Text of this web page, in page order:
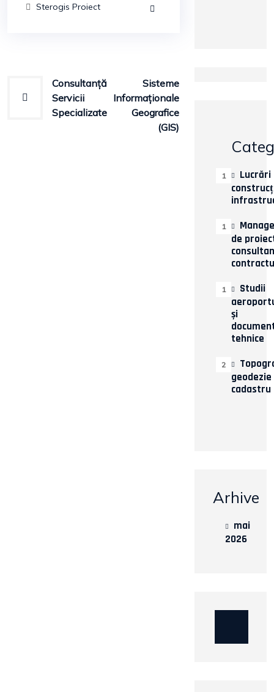
Sterogis Proiect
Navigare
articole
Consultanță
Servicii
Specializate
Sisteme
Informaționale
Geografice
(GIS)
Lucrări
1
de
1
Studii
și
tehnice
1
geodezie
cadastru
2
Arhive
mai
2026